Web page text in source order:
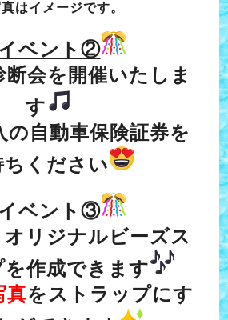
はイメージです。
ベント②
断会を開催いたしま
す
の自動車保険証券を
ちください
ベント③
リジナルビーズス
を作成できます
真をストラップにす